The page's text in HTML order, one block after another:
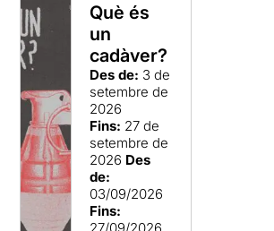
Què és
un
cadàver?
Des de: 3 de
setembre de
2026
Fins: 27 de
setembre de
2026 Des
de:
03/09/2026
Fins: